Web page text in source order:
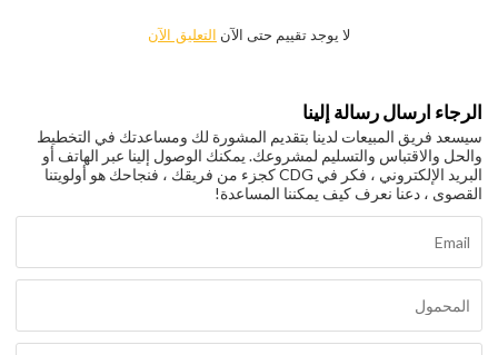
لا يوجد تقييم حتى الآن التعليق الآن
الرجاء ارسال رسالة إلينا
سيسعد فريق المبيعات لدينا بتقديم المشورة لك ومساعدتك في التخطيط
والحل والاقتباس والتسليم لمشروعك. يمكنك الوصول إلينا عبر الهاتف أو
البريد الإلكتروني ، فكر في CDG كجزء من فريقك ، فنجاحك هو أولويتنا
القصوى ، دعنا نعرف كيف يمكننا المساعدة!